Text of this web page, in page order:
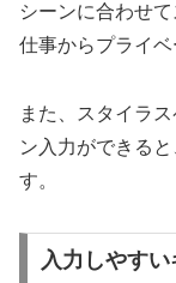
シーンに合わせ
仕事からプライベ
また、スタイラ
ン入力ができる
す。
入力しやす